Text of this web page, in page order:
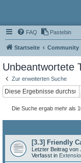
FAQ Pastebin
Startseite Community
Unbeantwortete
Zur erweiterten Suche
Die Suche ergab mehr als
[3.3] Friendly
Letzter Beitrag von
Verfasst in